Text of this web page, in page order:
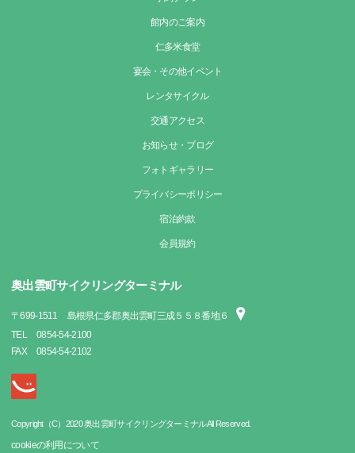
館内のご案内
仁多米食堂
宴会・その他イベント
レンタサイクル
交通アクセス
お知らせ・ブログ
フォトギャラリー
プライバシーポリシー
宿泊約款
会員規約
奥出雲町サイクリングターミナル
〒699-1511
島根県仁多郡奥出雲町三成５５８番地６
TEL
0854-54-2100
FAX
0854-54-2102
Copyright（C）2020 奥出雲町サイクリングターミナルAll Reserved.
cookieの利用について